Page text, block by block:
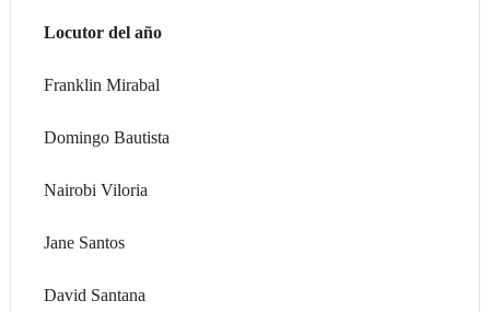
Locutor del año
Franklin Mirabal
Domingo Bautista
Nairobi Viloria
Jane Santos
David Santana